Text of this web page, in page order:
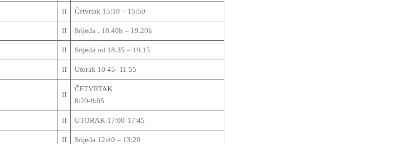
II Četvrtak 15:10 – 15:50
II Srijeda , 18.40h – 19.20h
II Srijeda od 18.35 – 19.15
II Utorak 10 45- 11 55
II
ČETVRTAK
8:20-9:05
II UTORAK 17:00-17:45
II Srijeda 12:40 – 13:20